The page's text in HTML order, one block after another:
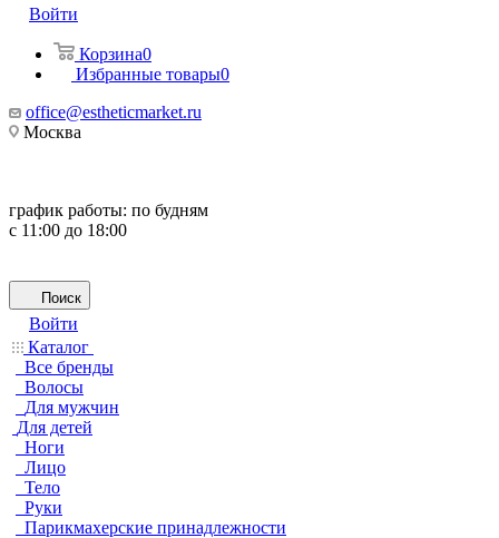
Войти
Корзина0
Избранные товары0
office@estheticmarket.ru
Москва
график работы: по будням
с 11:00 до 18:00
Поиск
Войти
Каталог
Все бренды
Волосы
Для мужчин
Для детей
Ноги
Лицо
Тело
Руки
Парикмахерские принадлежности